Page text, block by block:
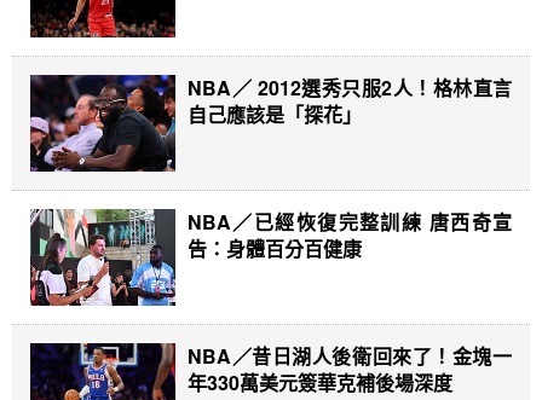
NBA／ 2012選秀只服2人！格林直言
自己應該是「探花」
NBA／已經恢復完整訓練 唐西奇宣
告：身體百分百健康
NBA／昔日湖人後衛回來了！金塊一
年330萬美元簽華克補後場深度